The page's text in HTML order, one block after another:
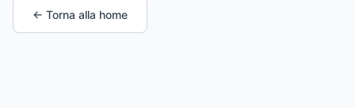
← Torna alla home